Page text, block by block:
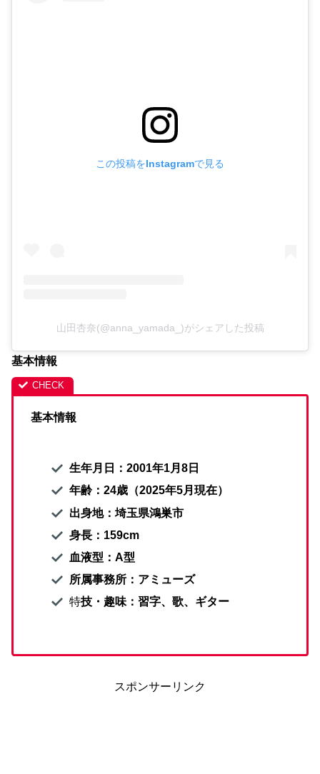
この投稿をInstagramで見る
山田杏奈(@anna_yamada_)がシェアした投稿
基本情報
基本情報
生年月日：2001年1月8日
年齢：24歳（2025年5月現在）
出身地：埼玉県鴻巣市
身長：159cm
血液型：A型
所属事務所：アミューズ
特技・趣味：習字、歌、ギター
スポンサーリンク